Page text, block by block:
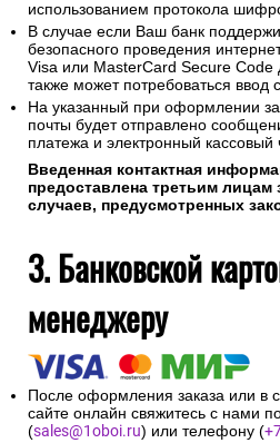
использованием протокола
В случае если Ваш банк
безопасного проведения
Visa или MasterCard Secure
также может потребоваться ввод
На указанный при оформлении
почты будет отправлено
платежа и электронный кассовый
Введенная контактная
предоставлена третьим лицам
случаев, предусмотренных
3. Банковской
менеджеру
После оформления заказа или в
сайте онлайн свяжитесь с нами
(sales@1oboi.ru) или телефону (